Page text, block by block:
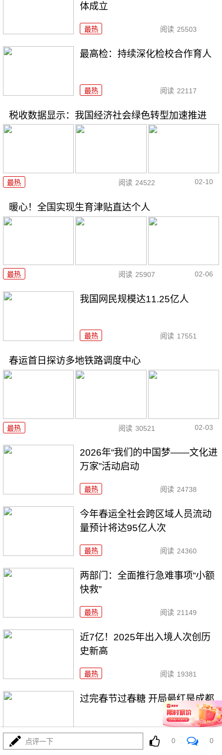
体成立
最热 阅读 25503
最高检：持续深化检校合作育人
最热 阅读 22117
税收数据显示：我国经济社会绿色转型加速推进
最热 阅读 24522 02-10
暖心！全国实现生育津贴直达个人
最热 阅读 25907 02-06
我国网民规模达11.25亿人
最热 阅读 17551
春运首日探访多地铁路调度中心
最热 阅读 30521 02-03
2026年“我们的中国梦——文化进
万家”活动启动
最热 阅读 24738
今年春运全社会跨区域人员流动
量预计将达95亿人次
最热 阅读 24360
两部门：全面推行急难事项“小额
快救”
最热 阅读 21149
近7亿！2025年出入境人次创历
史新高
最热 阅读 19381
过完春节过春糖 开局最红是成都
最热 23951
点评一下 0 0